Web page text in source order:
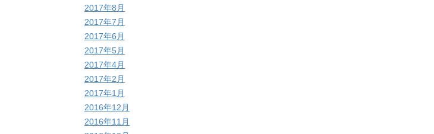
2017年8月
2017年7月
2017年6月
2017年5月
2017年4月
2017年2月
2017年1月
2016年12月
2016年11月